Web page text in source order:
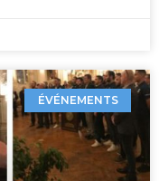
ÉVÉNEMENTS